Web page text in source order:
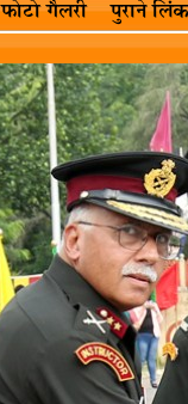
फोटो गैलरी पुराने लिंक